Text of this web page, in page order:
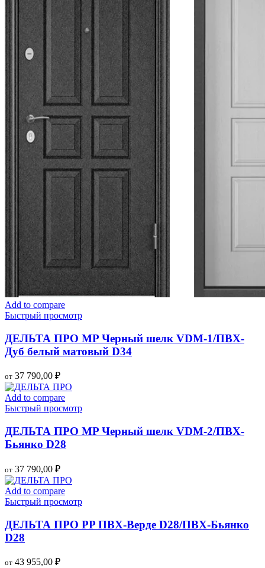
Add to compare
Быстрый просмотр
ДЕЛЬТА ПРО MP Черный шелк VDM-1/ПВХ-
Дуб белый матовый D34
от 37 790,00 ₽
Add to compare
Быстрый просмотр
ДЕЛЬТА ПРО MP Черный шелк VDM-2/ПВХ-
Бьянко D28
от 37 790,00 ₽
Add to compare
Быстрый просмотр
ДЕЛЬТА ПРО PP ПВХ-Верде D28/ПВХ-Бьянко
D28
от 43 955,00 ₽